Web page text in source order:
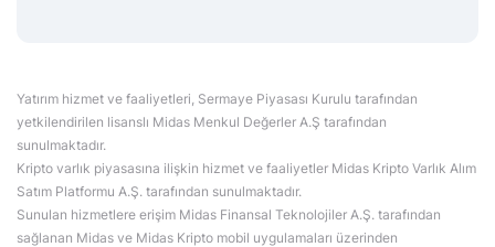
Yatırım hizmet ve faaliyetleri, Sermaye Piyasası Kurulu tarafından
yetkilendirilen lisanslı Midas Menkul Değerler A.Ş tarafından
sunulmaktadır.
Kripto varlık piyasasına ilişkin hizmet ve faaliyetler Midas Kripto Varlık Alım
Satım Platformu A.Ş. tarafından sunulmaktadır.
Sunulan hizmetlere erişim Midas Finansal Teknolojiler A.Ş. tarafından
sağlanan Midas ve Midas Kripto mobil uygulamaları üzerinden